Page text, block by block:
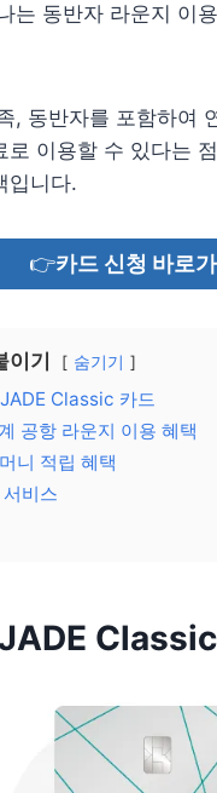
는 동반자 라운지 이
, 동반자를 포함하여
로 이용할 수 있다는
입니다.
👉카드 신청 바로가
이기 숨기기
Classic 카드
공항 라운지 이용 혜택
니 적립 혜택
비스